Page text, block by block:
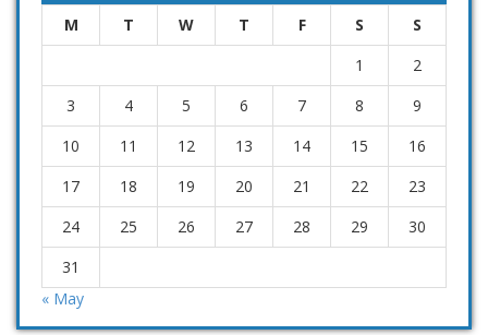
M T W T F S
S
1
2
3
4 5 6 7 8
9
10
11 12 13 14 15
16
17
18 19 20 21 22
23
24
25 26 27 28 29
30
31
« May